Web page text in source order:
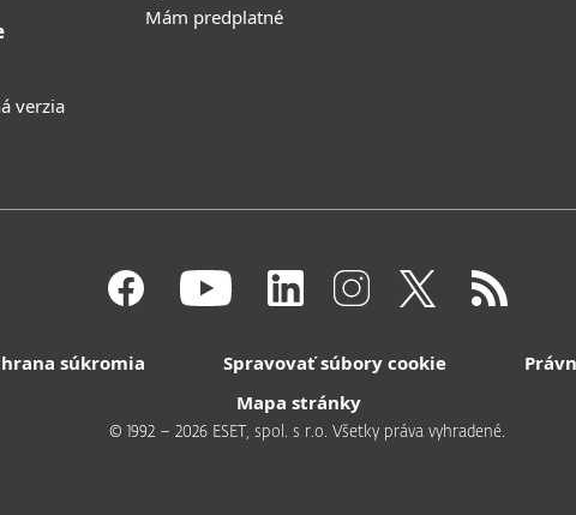
verzia
Mám predplatné
súkromia Spravovať súbory cookie
Mapa stránky
© 1992 – 2026 ESET, spol. s r.o. Všetky práva vyhradené.